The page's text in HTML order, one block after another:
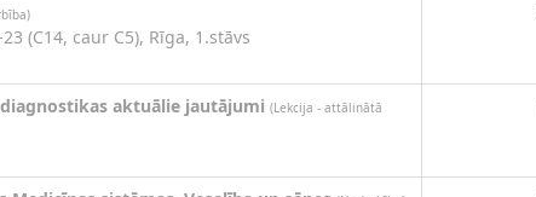
(C14, caur C5), Rīga, 1.stāvs
aktuālie jautājumi (Lekcija - attālinātā